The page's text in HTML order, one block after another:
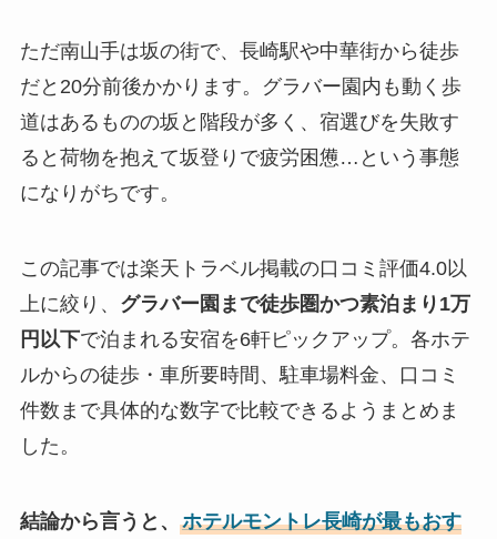
ただ南山手は坂の街で、長崎駅や中華街から徒歩
だと20分前後かかります。グラバー園内も動く歩
道はあるものの坂と階段が多く、宿選びを失敗す
ると荷物を抱えて坂登りで疲労困憊…という事態
になりがちです。
この記事では楽天トラベル掲載の口コミ評価4.0以
上に絞り、 グラバー園まで徒歩圏かつ素泊まり1万
円以下で泊まれる安宿を6軒ピックアップ。各ホテ
ルからの徒歩・車所要時間、駐車場料金、口コミ
件数まで具体的な数字で比較できるようまとめま
した。
結論から言うと、 ホテルモントレ長崎が最もおす